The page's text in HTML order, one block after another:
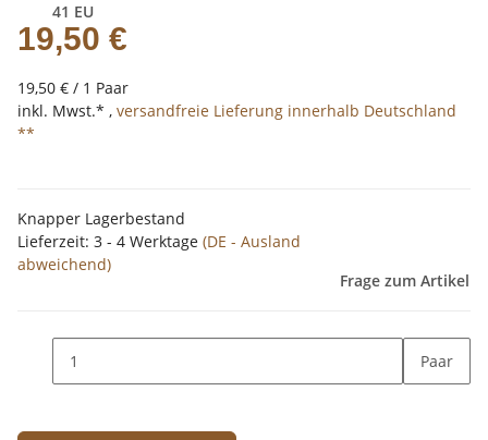
41 EU
19,50 €
19,50 € / 1 Paar
inkl. Mwst.* , versandfreie Lieferung innerhalb Deutschland
**
Knapper Lagerbestand
Lieferzeit: 3 - 4 Werktage (DE - Ausland
abweichend)
Frage zum Artikel
Paar